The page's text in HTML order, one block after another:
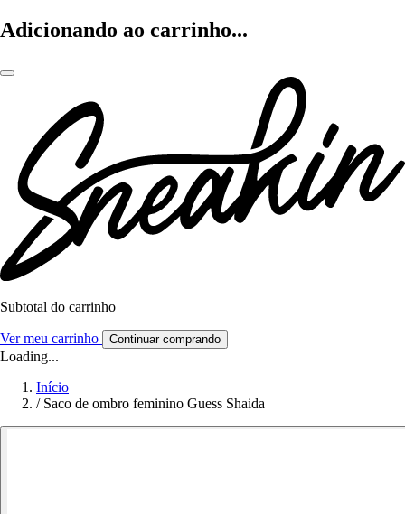
Adicionando ao carrinho...
Subtotal do carrinho
Ver meu carrinho Continuar comprando
Loading...
Início
/ Saco de ombro feminino Guess Shaida